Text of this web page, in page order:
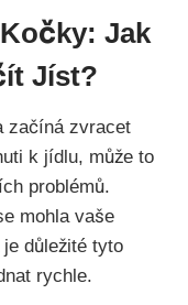
Jak
Jíst?
začíná zvracet
k jídlu, může to
problémů.
mohla vaše
důležité tyto
rychle.